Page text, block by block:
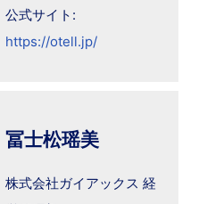
公式サイト:
https://otell.jp/
冨士松瑶美
株式会社ガイアックス 経